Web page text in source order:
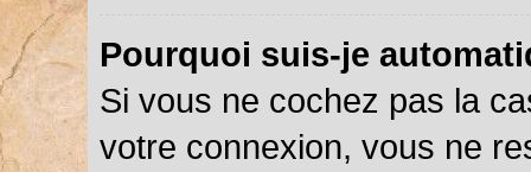
Pourquoi suis-je
Si vous ne cochez pas la
votre connexion, vous ne